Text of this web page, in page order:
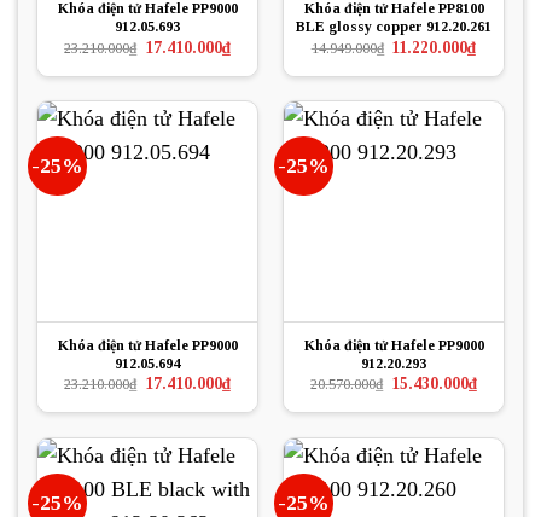
Khóa điện tử Hafele PP9000
912.05.693
23.210.000₫ Giá
là:
17.410.000₫Giá
hiện
tại
17.410.000₫.
Khóa điện tử Hafele PP8100
BLE glossy copper 912.20.261
14.949.000₫ Giá
là:
11.220.000₫Giá
hiện
tại
-25%
Khóa điện tử Hafele PP9000
912.05.694
23.210.000₫ Giá
là:
17.410.000₫Giá
hiện
tại
17.410.000₫.
-25%
Khóa điện tử Hafele PP9000
912.20.293
20.570.000₫ Giá
là:
15.430.000₫Giá
hiện
tại
-25% -25%